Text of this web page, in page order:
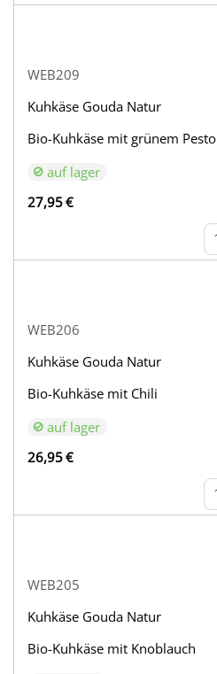
WEB209
Kuhkäse Gouda Natur
Bio-Kuhkäse mit grünem Pesto
auf lager
27,95€
WEB206
Kuhkäse Gouda Natur
Bio-Kuhkäse mit Chili
auf lager
26,95€
WEB205
Kuhkäse Gouda Natur
Bio-Kuhkäse mit Knoblauch